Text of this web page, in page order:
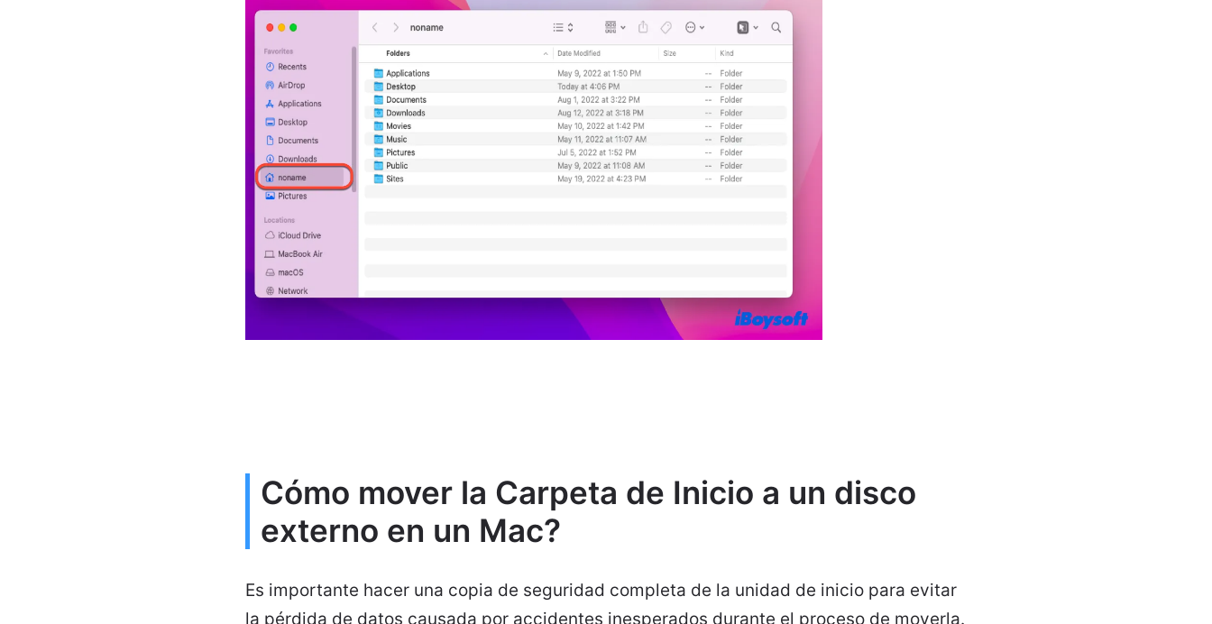
Cómo mover la Carpeta de Inicio a un disco
externo en un Mac?
Es importante hacer una copia de seguridad completa de la unidad de inicio para evitar
la pérdida de datos causada por accidentes inesperados durante el proceso de moverla.